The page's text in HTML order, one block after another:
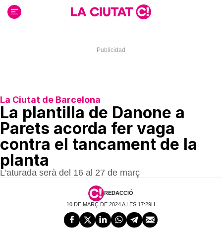
contenido
La Ciutat de Barcelona
La plantilla de Danone a
Parets acorda fer vaga
contra el tancament de la
planta
L'aturada serà del 16 al 27 de març
REDACCIÓ
10 DE MARÇ DE 2024 A LES 17:29H